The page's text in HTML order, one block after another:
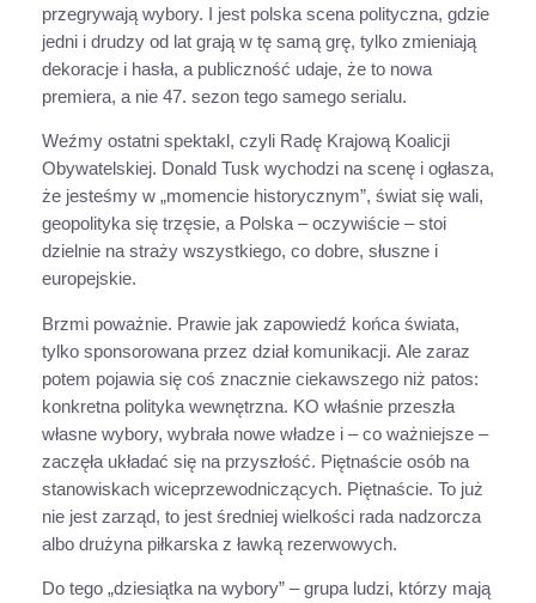
przegrywają wybory. I jest polska scena polityczna, gdzie
jedni i drudzy od lat grają w tę samą grę, tylko zmieniają
dekoracje i hasła, a publiczność udaje, że to nowa
premiera, a nie 47. sezon tego samego serialu.
Weźmy ostatni spektakl, czyli Radę Krajową Koalicji
Obywatelskiej. Donald Tusk wychodzi na scenę i ogłasza,
że jesteśmy w „momencie historycznym”, świat się wali,
geopolityka się trzęsie, a Polska – oczywiście – stoi
dzielnie na straży wszystkiego, co dobre, słuszne i
europejskie.
Brzmi poważnie. Prawie jak zapowiedź końca świata,
tylko sponsorowana przez dział komunikacji. Ale zaraz
potem pojawia się coś znacznie ciekawszego niż patos:
konkretna polityka wewnętrzna. KO właśnie przeszła
własne wybory, wybrała nowe władze i – co ważniejsze –
zaczęła układać się na przyszłość. Piętnaście osób na
stanowiskach wiceprzewodniczących. Piętnaście. To już
nie jest zarząd, to jest średniej wielkości rada nadzorcza
albo drużyna piłkarska z ławką rezerwowych.
Do tego „dziesiątka na wybory” – grupa ludzi, którzy mają